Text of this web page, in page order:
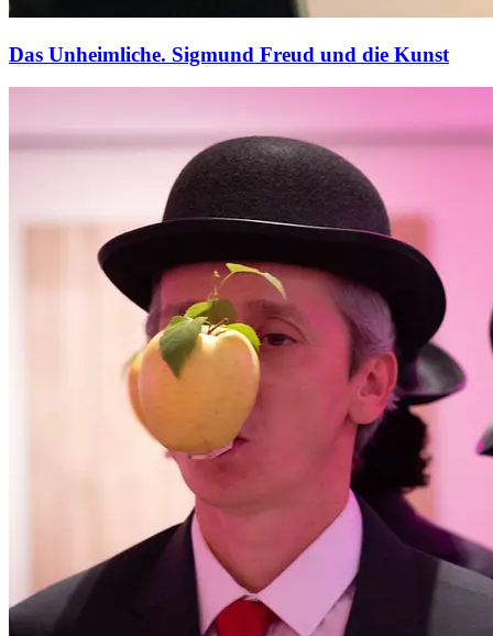
Das Unheimliche. Sigmund Freud und die Kunst